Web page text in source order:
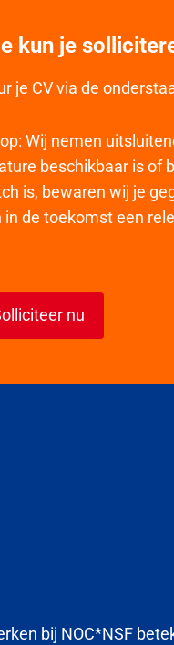
kun je
je CV via de
Wij nemen
beschikbaar is of
is, bewaren wij je
in de toekomst een
nu
bij NOC*NSF